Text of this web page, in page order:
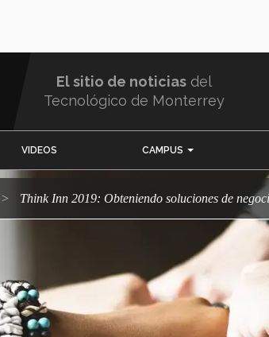
El sitio de noticias del
Tecnológico de Monterrey
VIDEOS CAMPUS
Think Inn 2019: Obteniendo soluciones de